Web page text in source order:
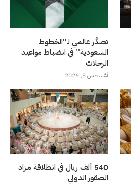
تصدُّر عالمي لـ”الخطوط
السعودية” في انضباط مواعيد
الرحلات
أغسطس 8, 2026
540 ألف ريال في انطلاقة مزاد
الصقور الدولي